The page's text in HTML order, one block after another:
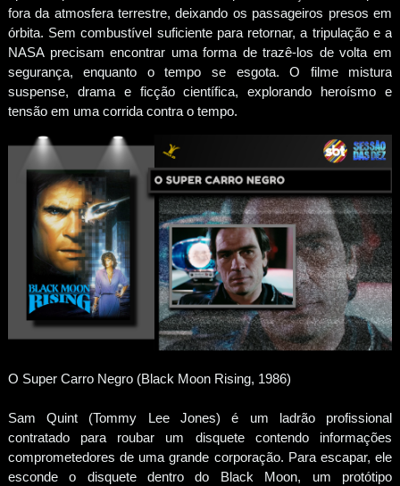
fora da atmosfera terrestre, deixando os passageiros presos em
órbita. Sem combustível suficiente para retornar, a tripulação e a
NASA precisam encontrar uma forma de trazê-los de volta em
segurança, enquanto o tempo se esgota. O filme mistura
suspense, drama e ficção científica, explorando heroísmo e
tensão em uma corrida contra o tempo.
O Super Carro Negro (Black Moon Rising, 1986)
Sam Quint (Tommy Lee Jones) é um ladrão profissional
contratado para roubar um disquete contendo informações
comprometedores de uma grande corporação. Para escapar, ele
esconde o disquete dentro do Black Moon, um protótipo